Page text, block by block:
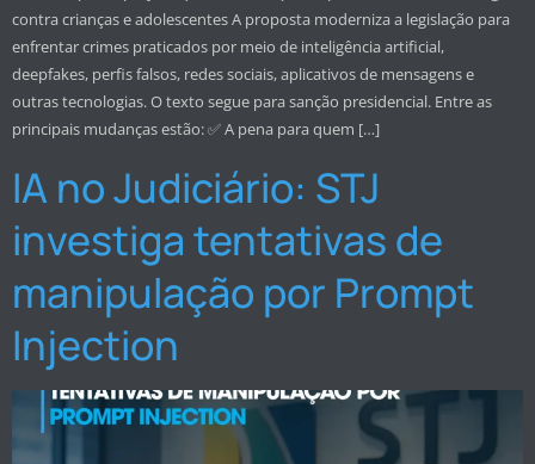
contra crianças e adolescentes A proposta moderniza a legislação para
enfrentar crimes praticados por meio de inteligência artificial,
deepfakes, perfis falsos, redes sociais, aplicativos de mensagens e
outras tecnologias. O texto segue para sanção presidencial. Entre as
principais mudanças estão: ✅ A pena para quem […]
IA no Judiciário: STJ
investiga tentativas de
manipulação por Prompt
Injection